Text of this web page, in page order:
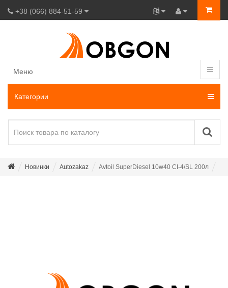
+38 (066) 884-51-59
Меню
Категории
Новинки Autozakaz Avtoil SuperDiesel 10w40 CI-4/SL 200л